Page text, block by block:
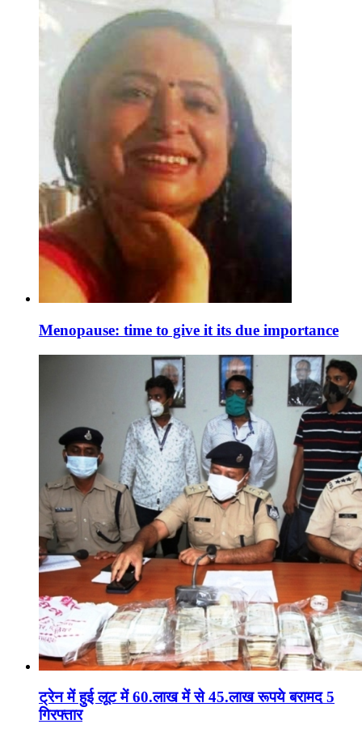
Menopause: time to give it its due importance
ट्रेन में हुई लूट में 60.लाख में से 45.लाख रूपये बरामद 5
गिरफ्तार